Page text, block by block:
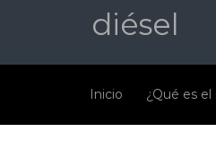
diésel
Inicio ¿Qué es el